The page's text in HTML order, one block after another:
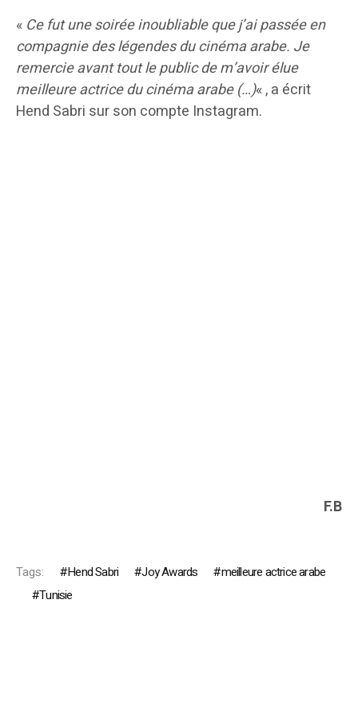
« Ce fut une soirée inoubliable que j’ai passée en
compagnie des légendes du cinéma arabe. Je
remercie avant tout le public de m’avoir élue
meilleure actrice du cinéma arabe (…)« , a écrit
Hend Sabri sur son compte Instagram.
F.B
Tags: Hend Sabri Joy Awards
meilleure actrice arabe
Tunisie